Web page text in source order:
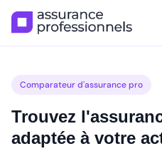
Comparateur d'assurance pro
Trouvez
adaptée à votre